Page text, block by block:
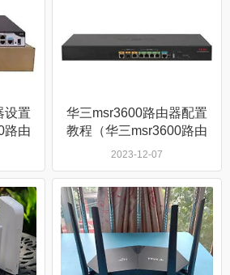
设置
路由
华三msr3600路由器配置
教程（华三msr3600路由
器怎么配置）
2023-12-07